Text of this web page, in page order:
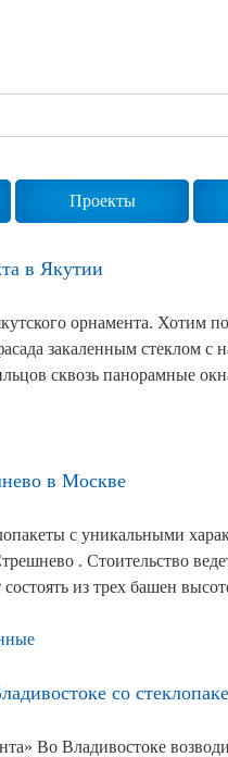
Сертификаты
ГОСТы, ТУ и
Проекты
в Якутии
орнамента. Хотим
закаленным стеклом
сквозь панорамные
в Москве
с уникальными
. Стоительство
из трех башен
со
Во Владивостоке